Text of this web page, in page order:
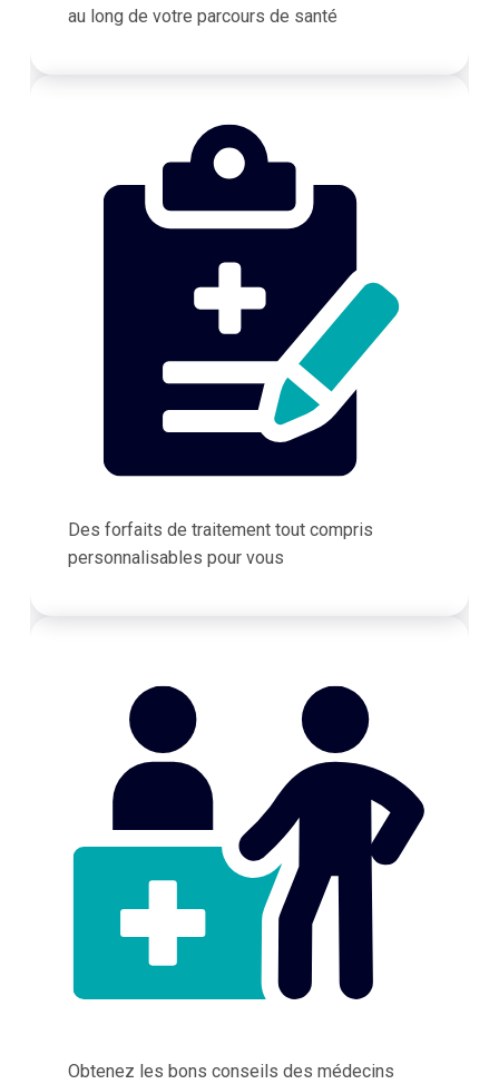
au long de votre parcours de santé
Des forfaits de traitement tout compris
personnalisables pour vous
Obtenez les bons conseils des médecins